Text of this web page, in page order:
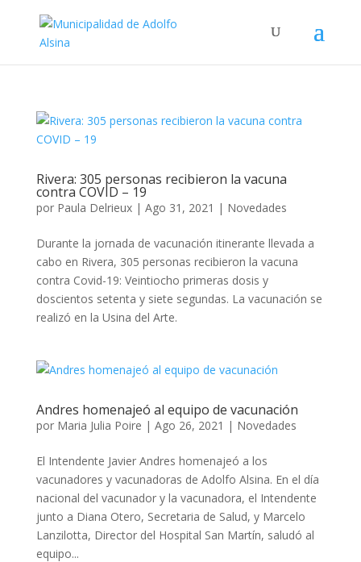
Rivera: 305 personas recibieron la vacuna
contra COVID – 19
por Paula Delrieux| Ago 31, 2021 | Novedades
Durante la jornada de vacunación itinerante llevada a
cabo en Rivera, 305 personas recibieron la vacuna
contra Covid-19: Veintiocho primeras dosis y
doscientos setenta y siete segundas. La vacunación se
realizó en la Usina del Arte.
Andres homenajeó al equipo de vacunación
por Maria Julia Poire | Ago 26, 2021 | Novedades
El Intendente Javier Andres homenajeó a los
vacunadores y vacunadoras de Adolfo Alsina. En el día
nacional del vacunador y la vacunadora, el Intendente
junto a Diana Otero, Secretaria de Salud, y Marcelo
Lanzilotta, Director del Hospital San Martín, saludó al
equipo...